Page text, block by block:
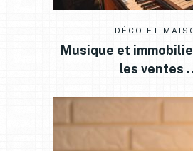
DÉCO ET
Musique et
les ventes